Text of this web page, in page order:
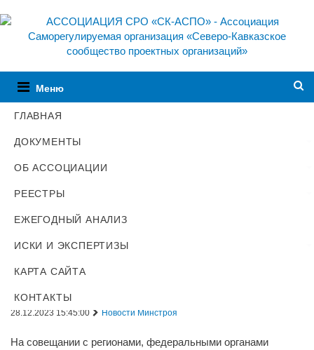
Меню
ГЛАВНАЯ
ДОКУМЕНТЫ
ОБ АССОЦИАЦИИ
РЕЕСТРЫ
ЕЖЕГОДНЫЙ АНАЛИЗ
ИСКИ И ЭКСПЕРТИЗЫ
КАРТА САЙТА
КОНТАКТЫ
Главная Об Ассоциации
формирования
государственного
информационного ресурса
28.12.2023 15:45:00 Новости Минстроя
На совещании с регионами, федеральными органами